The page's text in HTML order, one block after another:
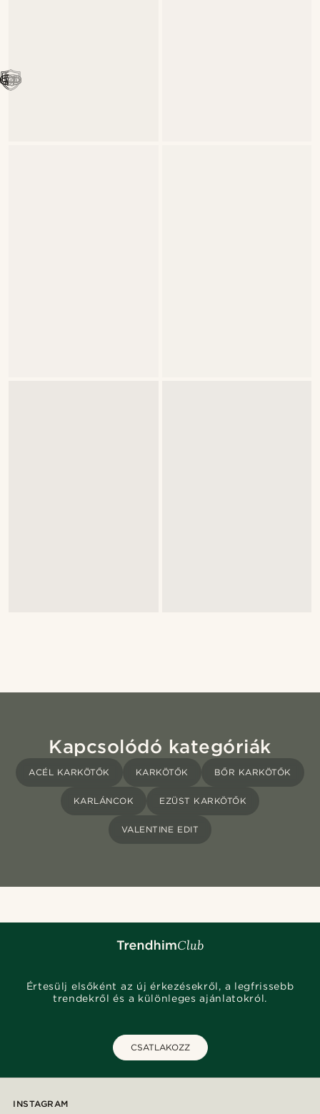
Kapcsolódó kategóriák
ACÉL KARKÖTŐK KARKÖTŐK BŐR KARKÖTŐK
KARLÁNCOK EZÜST KARKÖTŐK
VALENTINE EDIT
Értesülj elsőként az új érkezésekről, a legfrissebb
trendekről és a különleges ajánlatokról.
CSATLAKOZZ
INSTAGRAM